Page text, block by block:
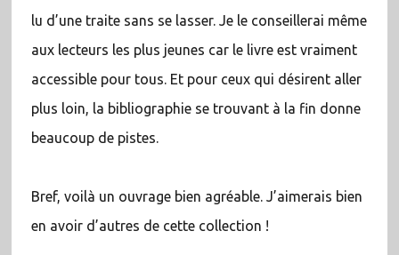
lu d’une traite sans se lasser. Je le conseillerai même
aux lecteurs les plus jeunes car le livre est vraiment
accessible pour tous. Et pour ceux qui désirent aller
plus loin, la bibliographie se trouvant à la fin donne
beaucoup de pistes.
Bref, voilà un ouvrage bien agréable. J’aimerais bien
en avoir d’autres de cette collection !